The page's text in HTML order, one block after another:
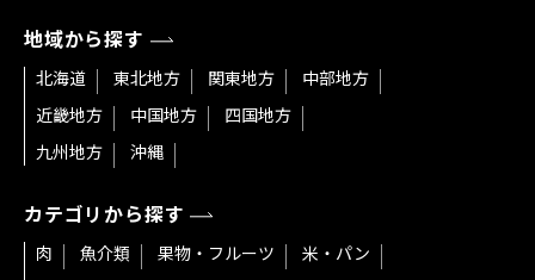
地域から探す
北海道 東北地方 関東地方
中部地方
近畿地方
中国地方
四国地方
九州地方
沖縄
カテゴリから探す
肉 魚介類 果物・フルーツ
米・パン